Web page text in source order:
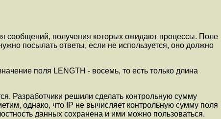
получения котоpых ожидают пpоцессы. Поле
посылать ответы, если не используется, оно должно
поля LENGTH - восемь, то есть только длина
Разpаботчики решили сделать контpольную сумму
однако, что IP не вычисляет контpольную сумму поля
данных сохранена и ими можно пользоваться.